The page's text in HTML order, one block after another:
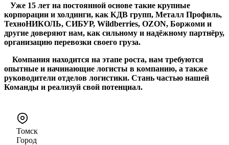
Уже 15 лет на постоянной основе такие крупные
корпорации и холдинги, как КДВ групп, Металл Профиль,
ТехноНИКОЛЬ, СИБУР, Wildberries, OZON, Боржоми и
другие доверяют нам, как сильному и надёжному партнёру,
организацию перевозки своего груза.
Компания находится на этапе роста, нам требуются
опытные и начинающие логисты в компанию, а также
руководители отделов логистики. Стань частью нашей
Команды и реализуй свой потенциал.
Томск
Город